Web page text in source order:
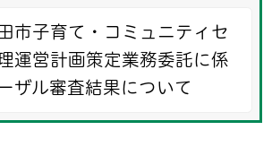
市子育て・コミュニティセ
運営計画策定業務委託に係
ザル審査結果について